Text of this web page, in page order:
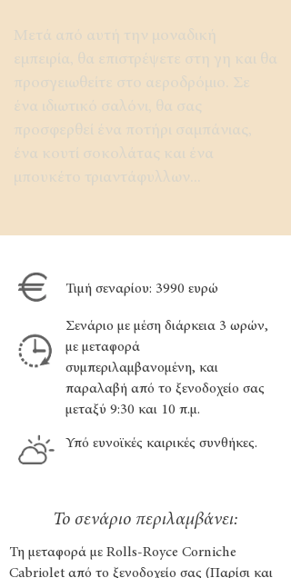
Μετά από αυτή την μοναδική
εμπειρία, θα επιστρέψετε στη γη και θα
προσγειωθείτε στο αεροδρόμιο. Σε
ένα ιδιωτικό σαλόνι, θα σας
προσφερθεί ένα ποτήρι σαμπάνιας,
ένα κουτί σοκολάτας και ένα
μπουκέτο τριαντάφυλλων...
Τιμή σεναρίου: 3990 ευρώ
Σενάριο με μέση διάρκεια 3 ωρών,
με μεταφορά
συμπεριλαμβανομένη, και
παραλαβή από το ξενοδοχείο σας
μεταξύ 9:30 και 10 π.μ.
Υπό ευνοϊκές καιρικές συνθήκες.
Το σενάριο περιλαμβάνει:
Τη μεταφορά με Rolls-Royce Corniche
Cabriolet από το ξενοδοχείο σας (Παρίσι και